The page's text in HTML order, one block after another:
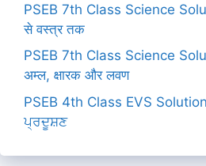
PSEB 7th Class Science
से वस्त्र तक
PSEB 7th Class Science
अम्ल, क्षारक और लवण
PSEB 4th Class EVS
ਪ੍ਰਦੂਸ਼ਣ